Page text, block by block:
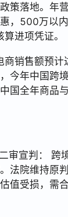
策落地。年
，500万以
进项凭证。
销售额预计
今年中国跨
国全年商品
审宣判： 跨
法院维持原
值受损，需